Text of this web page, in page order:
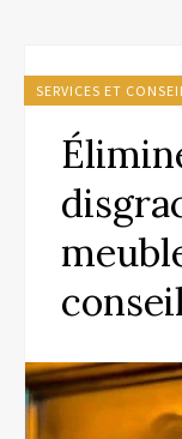
SERVICES ET